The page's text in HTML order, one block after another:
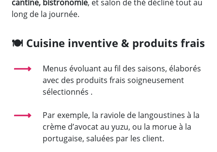
cantine, bistronomie, et salon de thé décliné tout au
long de la journée.
🍽️ Cuisine inventive & produits frais
Menus évoluant au fil des saisons, élaborés
avec des produits frais soigneusement
sélectionnés .
Par exemple, la raviole de langoustines à la
crème d’avocat au yuzu, ou la morue à la
portugaise, saluées par les client.